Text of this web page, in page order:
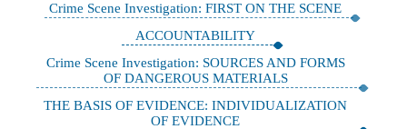
Crime Scene Investigation: FIRST ON THE SCENE
ACCOUNTABILITY
Crime Scene Investigation: SOURCES AND FORMS
OF DANGEROUS MATERIALS
THE BASIS OF EVIDENCE: INDIVIDUALIZATION
OF EVIDENCE